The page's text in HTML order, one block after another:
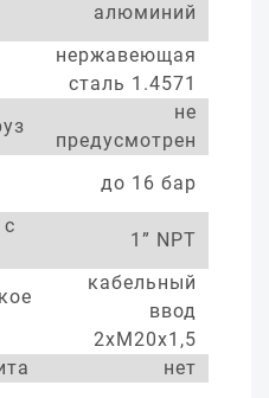
алюминий
нержавеющая
сталь 1.4571
не
предусмотрен
до 16 бар
1” NPT
кабельный
ввод
2хМ20х1,5
нет